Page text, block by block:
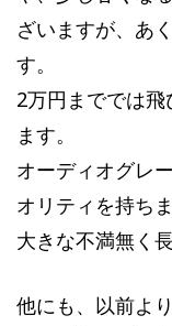
ざいますが、あ
す。
2万円まででは
ます。
オーディオグレ
オリティを持ち
大きな不満無く
他にも、以前よ